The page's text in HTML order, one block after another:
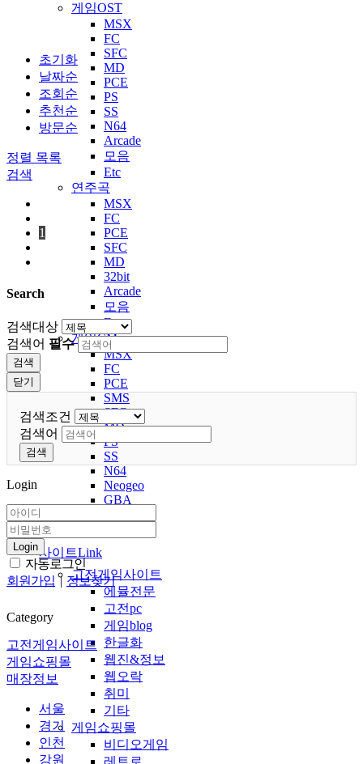
게임OST
MSX
FC
SFC
MD
PCE
PS
SS
N64
Arcade
모음
Etc
연주곡
MSX
FC
PCE
SFC
MD
32bit
Arcade
모음
Etc
게임CM
MSX
FC
PCE
SMS
SFC
MD
PS
SS
N64
Neogeo
GBA
사이트Link
고전게임사이트
에뮬전문
고전pc
게임blog
한글화
웹진&정보
웹오락
취미
기타
게임쇼핑몰
비디오게임
레트로
초기화
날짜순
조회순
추천순
방문순
정렬 목록
검색
1
Search
검색대상
검색어 필수
검색
닫기
검색조건
검색어
검색
Login
Login
자동로그인
회원가입 | 정보찾기
Category
고전게임사이트
게임쇼핑몰
매장정보
서울
경기
인천
강원